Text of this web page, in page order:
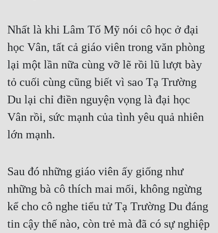
Nhất là khi Lâm Tố Mỹ nói cô học ở đại
học Vân, tất cả giáo viên trong văn phòng
lại một lần nữa cùng vỡ lẽ rồi lũ lượt bày
tỏ cuối cùng cũng biết vì sao Tạ Trường
Du lại chỉ điền nguyện vọng là đại học
Vân rồi, sức mạnh của tình yêu quả nhiên
lớn mạnh.
Sau đó những giáo viên ấy giống như
những bà cô thích mai mối, không ngừng
kể cho cô nghe tiểu tử Tạ Trường Du đáng
tin cậy thế nào, còn trẻ mà đã có sự nghiệp